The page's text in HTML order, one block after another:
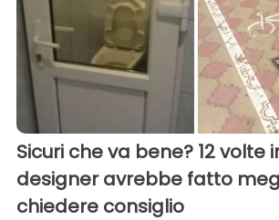
Sicuri che va bene? 12 volte
designer avrebbe fatto
chiedere consiglio